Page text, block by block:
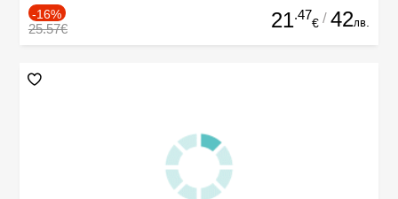
-16%
25.57€ 21.47
€ / 42лв.